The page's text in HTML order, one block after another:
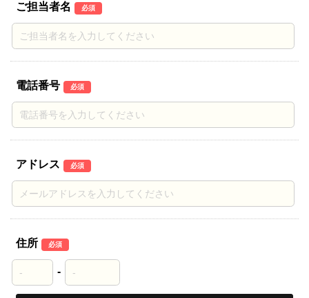
ご担当者名 必須
電話番号 必須
アドレス 必須
住所 必須
-